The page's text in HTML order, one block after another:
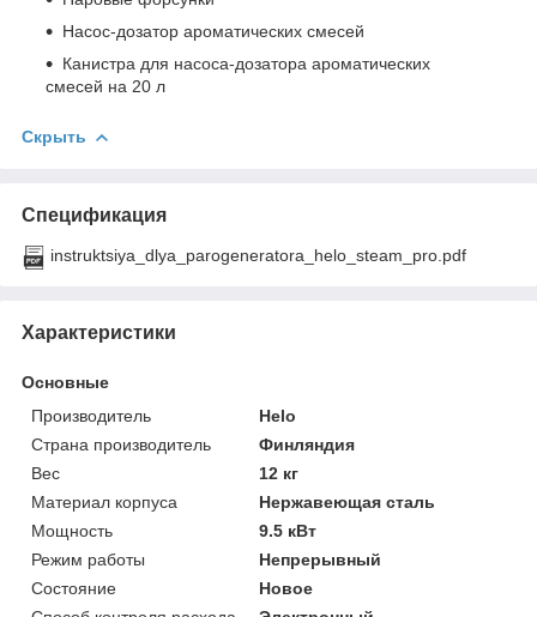
Насос-дозатор ароматических смесей
Канистра для насоса-дозатора ароматических
смесей на 20 л
Скрыть
Спецификация
instruktsiya_dlya_parogeneratora_helo_steam_pro.pdf
Характеристики
Основные
Производитель
Helo
Страна производитель
Финляндия
Вес
12 кг
Материал корпуса
Нержавеющая сталь
Мощность
9.5 кВт
Режим работы
Непрерывный
Состояние
Новое